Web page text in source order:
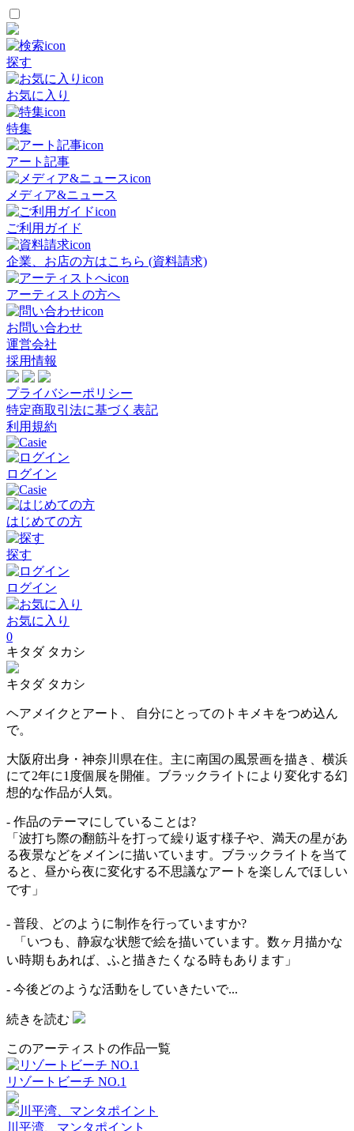
探す
お気に入り
特集
アート記事
メディア&ニュース
ご利用ガイド
企業、お店の方はこちら (資料請求)
アーティストの方へ
お問い合わせ
運営会社
採用情報
プライバシーポリシー
特定商取引法に基づく表記
利用規約
ログイン
はじめての方
探す
ログイン
お気に入り
0
キタダ タカシ
キタダ タカシ
ヘアメイクとアート、 自分にとってのトキメキをつめ込ん
で。
大阪府出身・神奈川県在住。主に南国の風景画を描き、横浜
にて2年に1度個展を開催。ブラックライトにより変化する幻
想的な作品が人気。
- 作品のテーマにしていることは?
「波打ち際の翻筋斗を打って繰り返す様子や、満天の星があ
る夜景などをメインに描いています。ブラックライトを当て
ると、昼から夜に変化する不思議なアートを楽しんでほしい
です」
- 普段、どのように制作を行っていますか?
「いつも、静寂な状態で絵を描いています。数ヶ月描かな
い時期もあれば、ふと描きたくなる時もあります」
- 今後どのような活動をしていきたいで...
続きを読む
このアーティストの作品一覧
リゾートビーチ NO.1
川平湾、マンタポイント